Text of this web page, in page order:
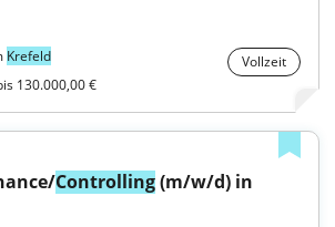
Krefeld
Vollzeit
130.000,00 €
Controlling (m/w/d) in